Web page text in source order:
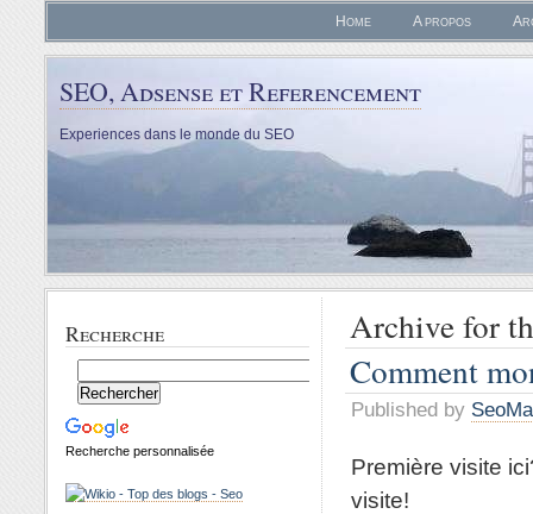
Home A propos
SEO, Adsense et Referencement
Experiences dans le monde du SEO
Archive for
Comment
Published by
Première visite
visite!
Recherche
Recherche personnalisée